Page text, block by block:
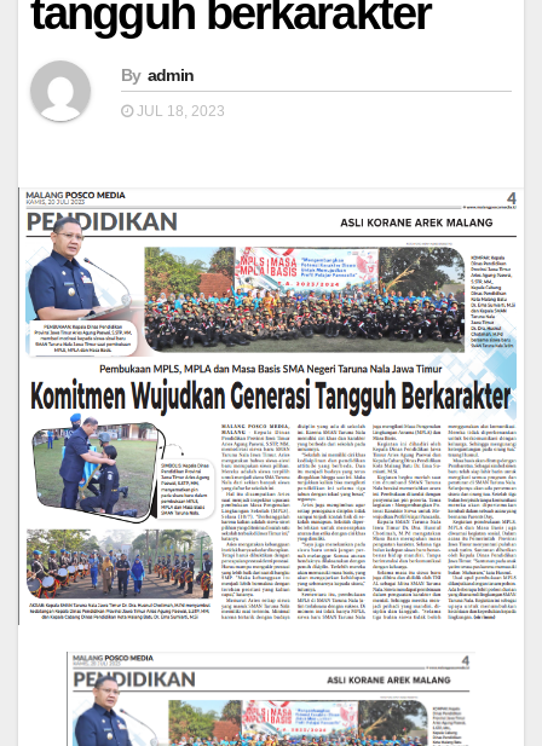
tangguh berkarakter
By admin
JUL 18, 2023